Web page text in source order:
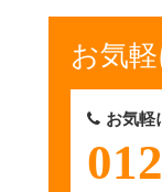
お気
お気軽